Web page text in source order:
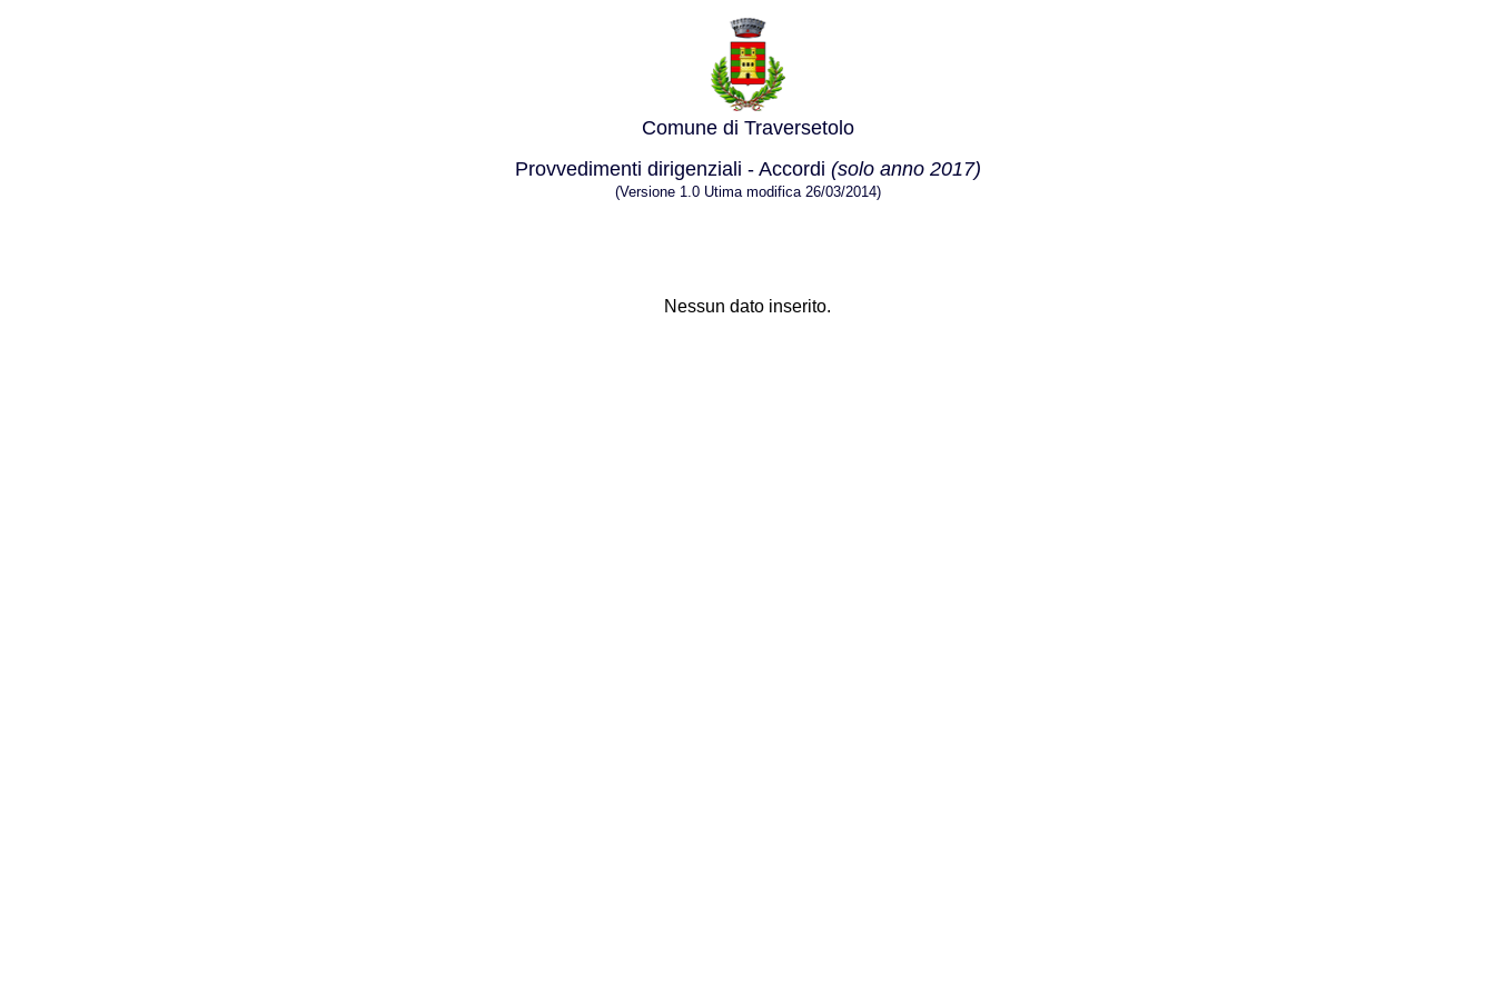
Comune di Traversetolo
Provvedimenti dirigenziali - Accordi (solo anno 2017)
(Versione 1.0 Utima modifica 26/03/2014)
Nessun dato inserito.